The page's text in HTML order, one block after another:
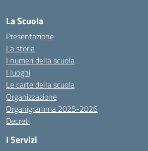
La Scuola
Presentazione
La storia
I numeri della scuola
I luoghi
Le carte della scuola
Organizzazione
Organigramma 2025-2026
Decreti
I Servizi